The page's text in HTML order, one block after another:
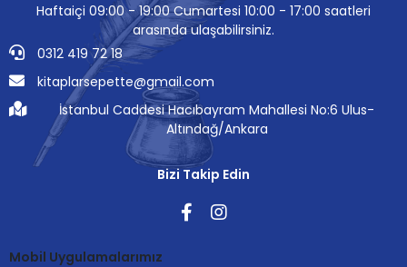
Haftaiçi 09:00 - 19:00 Cumartesi 10:00 - 17:00 saatleri
arasında ulaşabilirsiniz.
0312 419 72 18
kitaplarsepette@gmail.com
İstanbul Caddesi Hacıbayram Mahallesi No:6 Ulus-
Altındağ/Ankara
Bizi Takip Edin
Mobil Uygulamalarımız